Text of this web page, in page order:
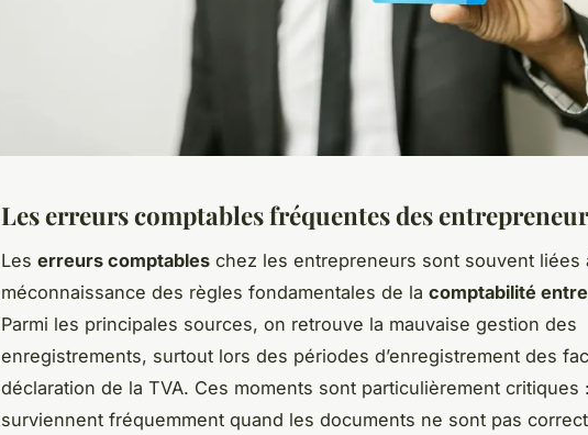
Les erreurs comptables fréquentes des
Les erreurs comptables chez les entrepreneurs sont souvent liées
méconnaissance des règles fondamentales de la comptabilité
Parmi les principales sources, on retrouve la mauvaise gestion des
enregistrements, surtout lors des périodes d’enregistrement des
déclaration de la TVA. Ces moments sont particulièrement critiques
surviennent fréquemment quand les documents ne sont pas